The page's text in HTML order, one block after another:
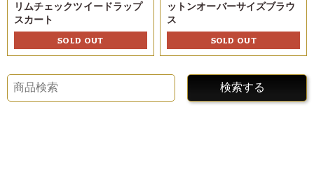
リムチェックツイードラップ
スカート
SOLD OUT
ットンオーバーサイズブラウ
ス
SOLD OUT
検索する